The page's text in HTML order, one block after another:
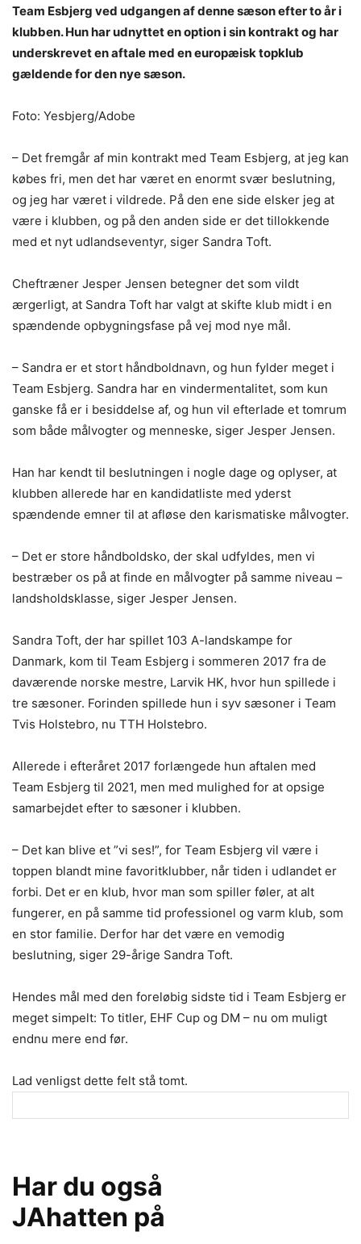
Team Esbjerg ved udgangen af denne sæson efter to år i
klubben. Hun har udnyttet en option i sin kontrakt og har
underskrevet en aftale med en europæisk topklub
gældende for den nye sæson.
Foto: Yesbjerg/Adobe
– Det fremgår af min kontrakt med Team Esbjerg, at jeg kan
købes fri, men det har været en enormt svær beslutning,
og jeg har været i vildrede. På den ene side elsker jeg at
være i klubben, og på den anden side er det tillokkende
med et nyt udlandseventyr, siger Sandra Toft.
Cheftræner Jesper Jensen betegner det som vildt
ærgerligt, at Sandra Toft har valgt at skifte klub midt i en
spændende opbygningsfase på vej mod nye mål.
– Sandra er et stort håndboldnavn, og hun fylder meget i
Team Esbjerg. Sandra har en vindermentalitet, som kun
ganske få er i besiddelse af, og hun vil efterlade et tomrum
som både målvogter og menneske, siger Jesper Jensen.
Han har kendt til beslutningen i nogle dage og oplyser, at
klubben allerede har en kandidatliste med yderst
spændende emner til at afløse den karismatiske målvogter.
– Det er store håndboldsko, der skal udfyldes, men vi
bestræber os på at finde en målvogter på samme niveau –
landsholdsklasse, siger Jesper Jensen.
Sandra Toft, der har spillet 103 A-landskampe for
Danmark, kom til Team Esbjerg i sommeren 2017 fra de
daværende norske mestre, Larvik HK, hvor hun spillede i
tre sæsoner. Forinden spillede hun i syv sæsoner i Team
Tvis Holstebro, nu TTH Holstebro.
Allerede i efteråret 2017 forlængede hun aftalen med
Team Esbjerg til 2021, men med mulighed for at opsige
samarbejdet efter to sæsoner i klubben.
– Det kan blive et ”vi ses!”, for Team Esbjerg vil være i
toppen blandt mine favoritklubber, når tiden i udlandet er
forbi. Det er en klub, hvor man som spiller føler, at alt
fungerer, en på samme tid professionel og varm klub, som
en stor familie. Derfor har det være en vemodig
beslutning, siger 29-årige Sandra Toft.
Hendes mål med den foreløbig sidste tid i Team Esbjerg er
meget simpelt: To titler, EHF Cup og DM – nu om muligt
endnu mere end før.
Lad venligst dette felt stå tomt.
Har du også
JAhatten på